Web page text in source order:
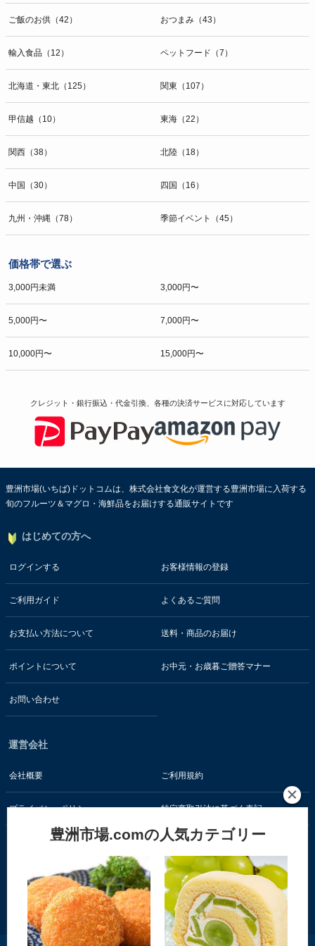
ご飯のお供（42） おつまみ（43）
輸入食品（12） ペットフード（7）
北海道・東北（125） 関東（107）
甲信越（10） 東海（22）
関西（38） 北陸（18）
中国（30） 四国（16）
九州・沖縄（78） 季節イベント（45）
価格帯で選ぶ
3,000円未満 3,000円〜
5,000円〜 7,000円〜
10,000円〜 15,000円〜
クレジット・銀行振込・代金引換、各種の決済サービスに対応しています
豊洲市場(いちば)ドットコムは、株式会社食文化が運営する豊洲市場に入荷する
旬のフルーツ＆マグロ・海鮮品をお届けする通販サイトです
はじめての方へ
ログインする お客様情報の登録
ご利用ガイド よくあるご質問
お支払い方法について 送料・商品のお届け
ポイントについて お中元・お歳暮ご贈答マナー
お問い合わせ
運営会社
会社概要 ご利用規約
プライバシーポリシー 特定商取引法に基づく表記
お客様の情報はSSL暗号通信技術で保護されています
豊洲市場.comの人気カテゴリー